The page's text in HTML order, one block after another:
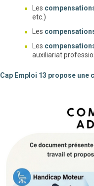
Les
etc.)
Les
Les
auxiliariat
Cap Emploi 13 propose